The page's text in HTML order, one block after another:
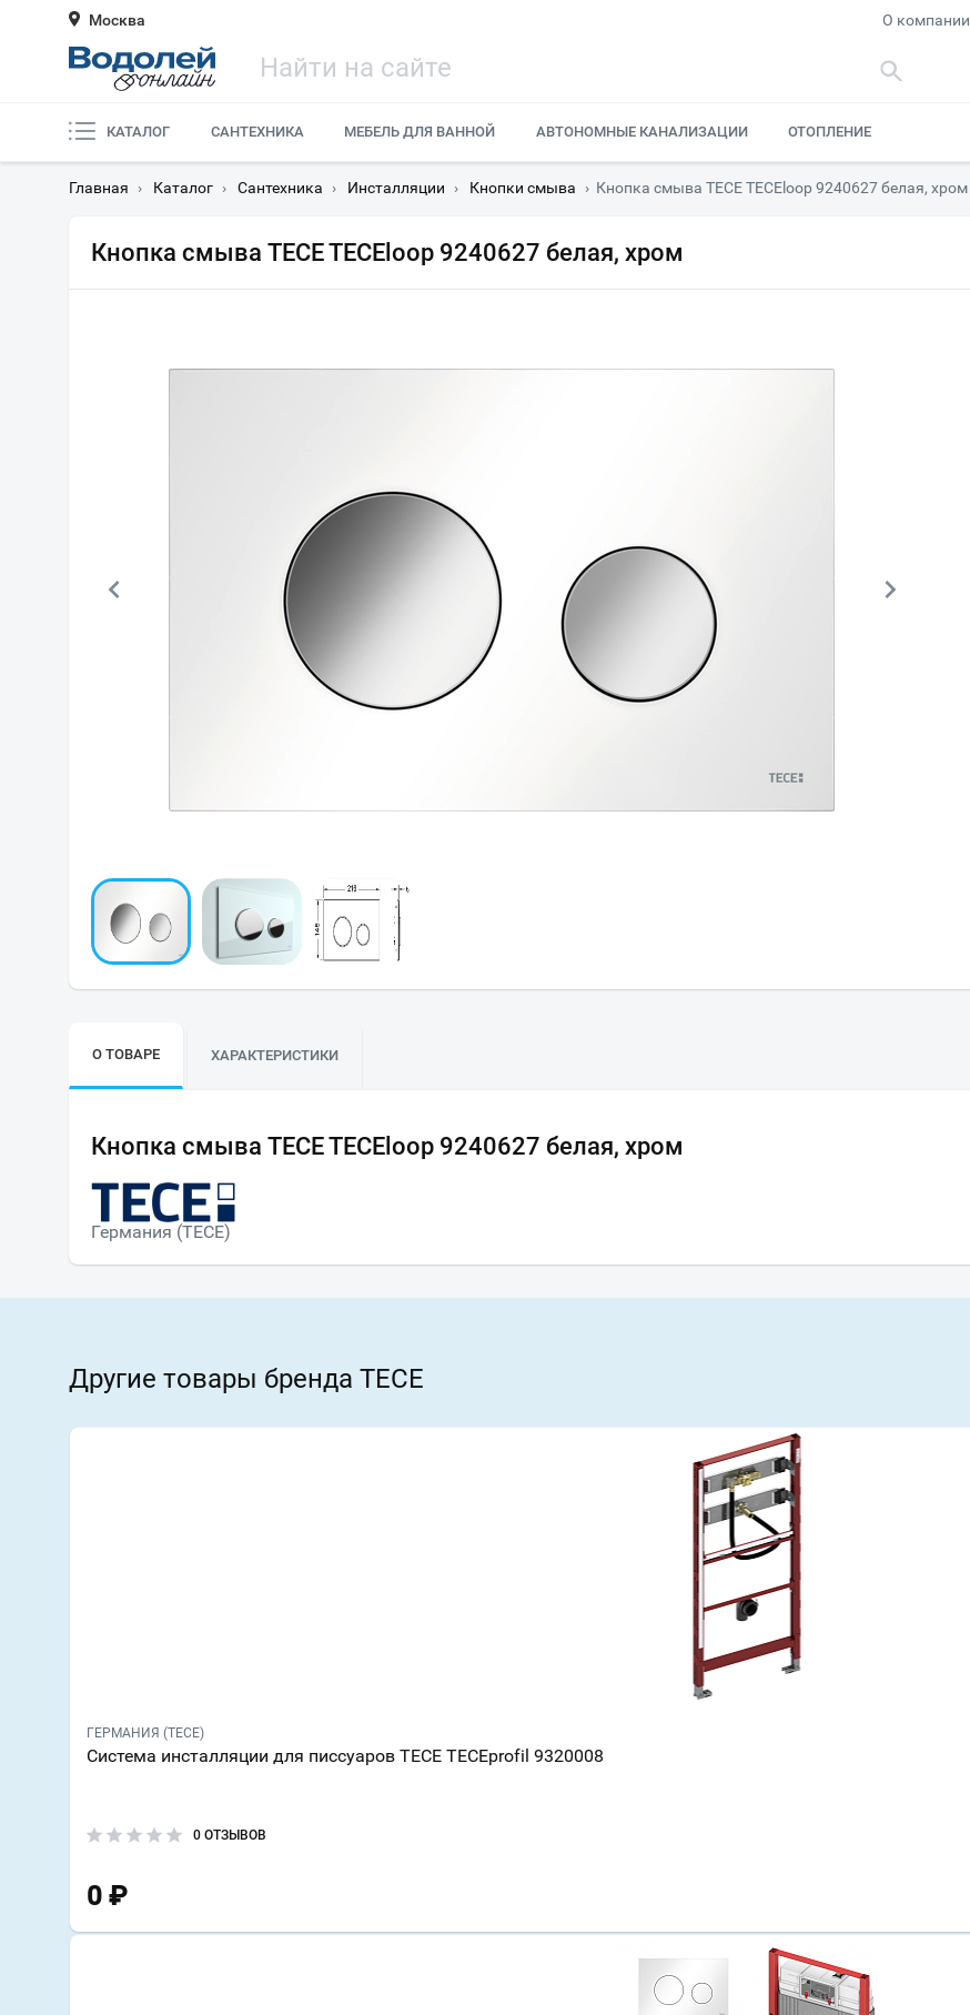
Москва О компании
КАТАЛОГ САНТЕХНИКА МЕБЕЛЬ ДЛЯ ВАННОЙ АВТОНОМНЫЕ КАНАЛИЗАЦИИ ОТОПЛЕНИЕ
Главная › Каталог › Сантехника › Инсталляции › Кнопки смыва › Кнопка смыва TECE TECEloop 9240627 белая, хром
Кнопка смыва TECE TECEloop 9240627 белая, хром
О ТОВАРЕ ХАРАКТЕРИСТИКИ
Кнопка смыва TECE TECEloop 9240627 белая, хром
Германия (TECE)
Другие товары бренда TECE
ГЕРМАНИЯ (TECE)
Система инсталляции для писсуаров TECE TECEprofil 9320008
0 ОТЗЫВОВ
0 ₽